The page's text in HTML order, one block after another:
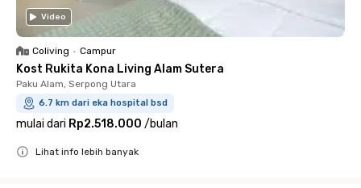
Video
Coliving • Campur
Kost Rukita Kona Living Alam Sutera
Paku Alam, Serpong Utara
6.7 km dari eka hospital bsd
mulai dari Rp2.518.000 /bulan
Lihat info lebih banyak